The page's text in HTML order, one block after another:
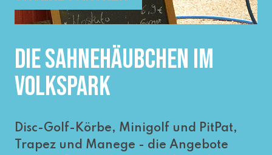
DIE SAHNEHÄUBCHEN IM
VOLKSPARK
Disc-Golf-Körbe, Minigolf und PitPat,
Trapez und Manege - die Angebote